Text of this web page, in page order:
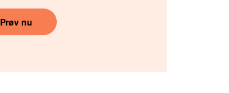
Prøv nu